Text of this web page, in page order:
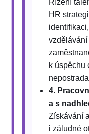
Řízení
HR
k úspěchu
4.
a s
Získávání
i záludné